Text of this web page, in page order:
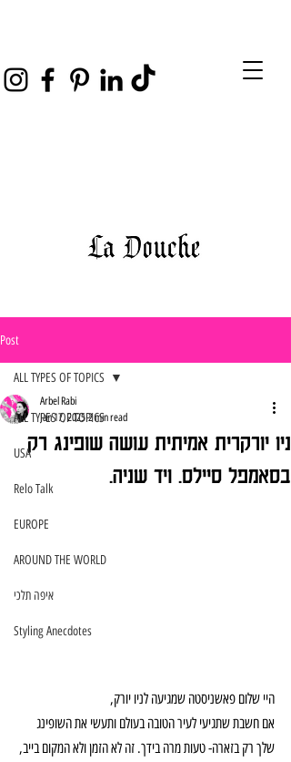
Post
ALL TYPES OF TOPICS
USA
Relo Talk
EUROPE
AROUND THE WORLD
איפה תלכי
Styling Anecdotes
ALL TYPES OF TOPICS
ניו יורקרית אמיתית עושה שופינג רק
בסאמפל סיילס. ויד שניה.
Arbel Rabi
Jan 17, 2025 2 min read
היי שלום פאשניסטה שמגיעה לניו יורק,
אם חשבת שתגיעי לעיר הטובה בעולם ותעשי את השופינג
שלך רק בזארה- טעות מרה בידך. זה לא הזמן ולא המקום בייב,